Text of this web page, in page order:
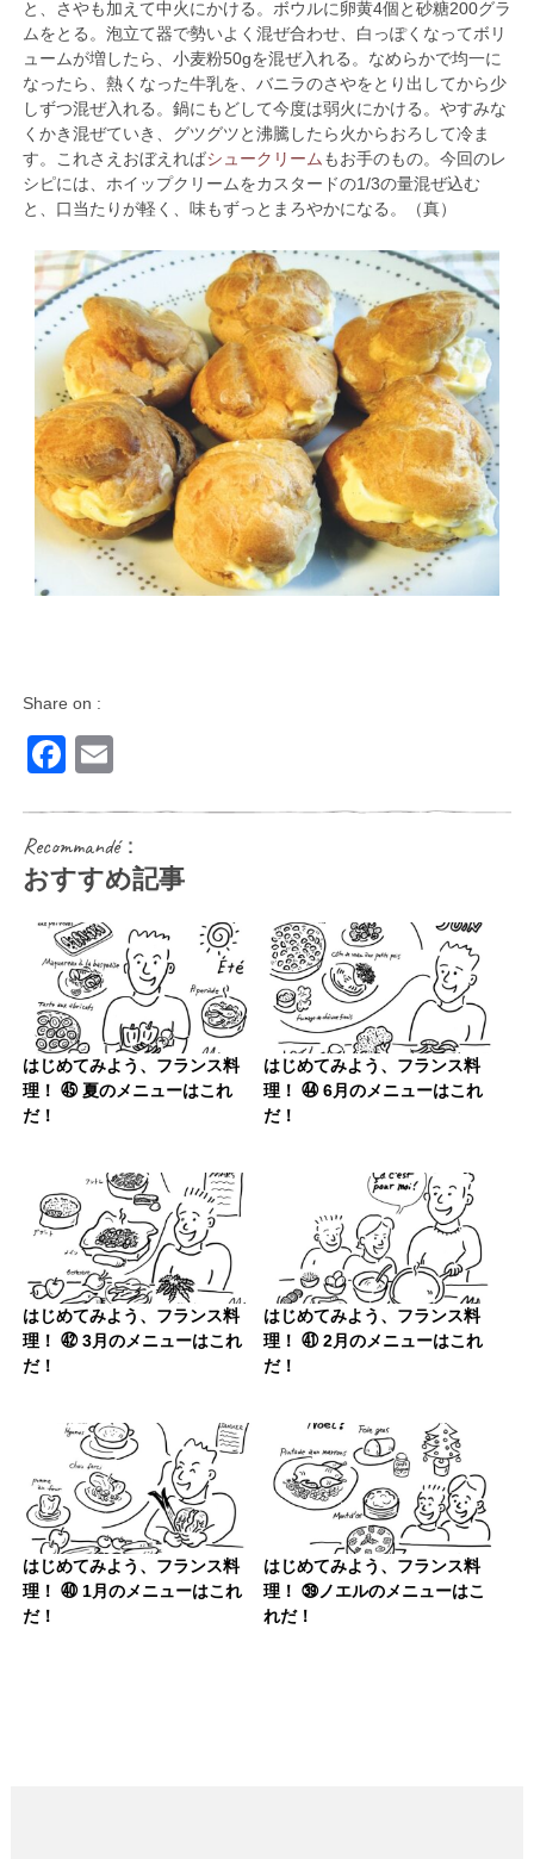
と、さやも加えて中火にかける。ボウルに卵黄4個と砂糖200グラ
ムをとる。泡立て器で勢いよく混ぜ合わせ、白っぽくなってボリ
ュームが増したら、小麦粉50gを混ぜ入れる。なめらかで均一に
なったら、熱くなった牛乳を、バニラのさやをとり出してから少
しずつ混ぜ入れる。鍋にもどして今度は弱火にかける。やすみな
くかき混ぜていき、グツグツと沸騰したら火からおろして冷ま
す。これさえおぼえればシュークリーム もお手のもの。今回のレ
シピには、ホイップクリームをカスタードの1/3の量混ぜ込む
と、口当たりが軽く、味もずっとまろやかになる。（真）
Share on :
Facebook
Recommandé：
おすすめ記事
はじめてみよう、フランス料
理！ ㊺ 夏のメニューはこれ
だ！
はじめてみよう、フランス料
理！ ㊹ 6月のメニューはこれ
だ！
はじめてみよう、フランス料
理！ ㊷ 3月のメニューはこれ
だ！
はじめてみよう、フランス料
理！ ㊶ 2月のメニューはこれ
だ！
はじめてみよう、フランス料
理！ ㊵ 1月のメニューはこれ
だ！
はじめてみよう、フランス料
理！ ㊴ノエルのメニューはこ
れだ！